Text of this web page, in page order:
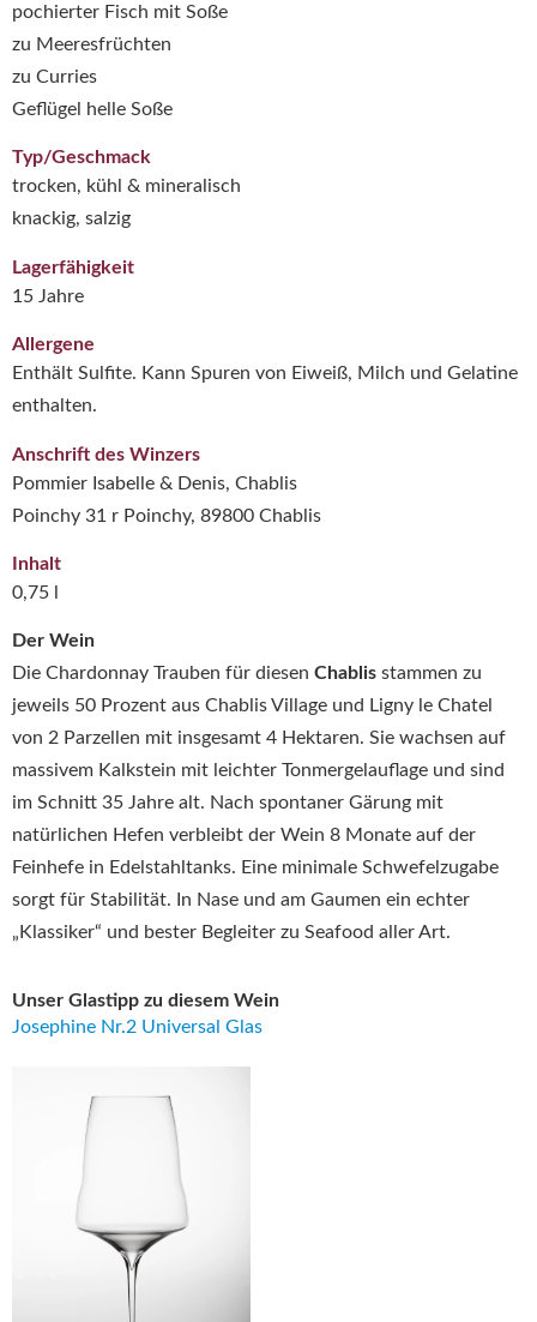
Der Wein
Die Chardonnay Trauben für diesen Chablis stammen zu
jeweils 50 Prozent aus Chablis Village und Ligny le Chatel
von 2 Parzellen mit insgesamt 4 Hektaren. Sie wachsen auf
massivem Kalkstein mit leichter Tonmergelauflage und sind
im Schnitt 35 Jahre alt. Nach spontaner Gärung mit
natürlichen Hefen verbleibt der Wein 8 Monate auf der
Feinhefe in Edelstahltanks. Eine minimale Schwefelzugabe
sorgt für Stabilität. In Nase und am Gaumen ein echter
„Klassiker“ und bester Begleiter zu Seafood aller Art.
Unser Glastipp zu diesem Wein
Josephine Nr.2 Universal Glas
pochierter Fisch mit Soße
zu Meeresfrüchten
zu Curries
Geflügel helle Soße
Typ/Geschmack
trocken, kühl & mineralisch
knackig, salzig
Lagerfähigkeit
15 Jahre
Allergene
Enthält Sulfite. Kann Spuren von Eiweiß, Milch und Gelatine
enthalten.
Anschrift des Winzers
Pommier Isabelle & Denis, Chablis
Poinchy 31 r Poinchy, 89800 Chablis
Inhalt
0,75 l